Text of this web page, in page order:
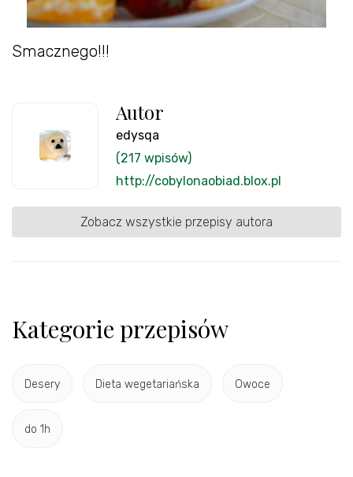
Smacznego!!!
Autor
edysqa
(217 wpisów)
http://cobylonaobiad.blox.pl
Zobacz wszystkie przepisy autora
Kategorie przepisów
Desery Dieta wegetariańska Owoce
do 1h